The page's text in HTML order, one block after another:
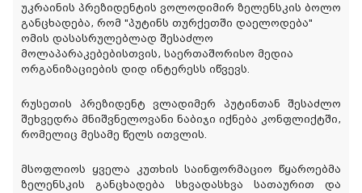
უკრაინის პრეზიდენტის ვოლოდიმირ ზელენსკის ბოლო
განცხადება, რომ "პუტინს თურქეთში დაელოდება"
ომის დასასრულებლად შესაძლო
მოლაპარაკებებისთვის, საერთაშორისო მედია
ორგანიზაციების დიდ ინტერესს იწვევს.
რუსეთის პრეზიდენტ ვლადიმერ პუტინთან შესაძლო
შეხვედრა მნიშვნელოვანი ნაბიჯი იქნება კონფლიქტში,
რომელიც მესამე წელს ითვლის.
მსოფლიოს ყველა კუთხის საინფორმაციო წყაროებმა
ზელენსკის განცხადება სხვადასხვა სათაურით და